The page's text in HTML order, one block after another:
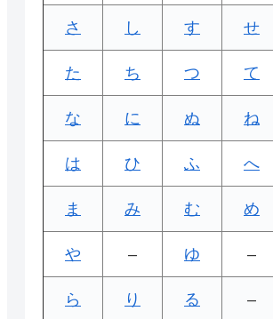
さ し す せ
た ち つ て
な に ぬ ね
は ひ ふ へ
ま み む め
や – ゆ –
ら り る –